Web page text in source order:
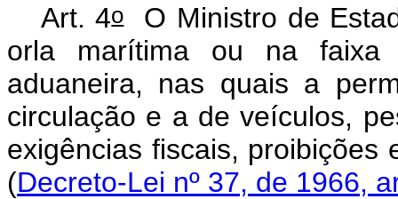
Art. 4oO Ministro de
orla marítima ou na faixa
aduaneira, nas quais a
circulação e a de veículos,
exigências fiscais, proibições
(Decreto-Lei nº 37, de 1966,